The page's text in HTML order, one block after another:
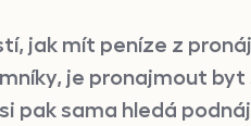
jak mít peníze z
je pronajmout byt
pak sama hledá